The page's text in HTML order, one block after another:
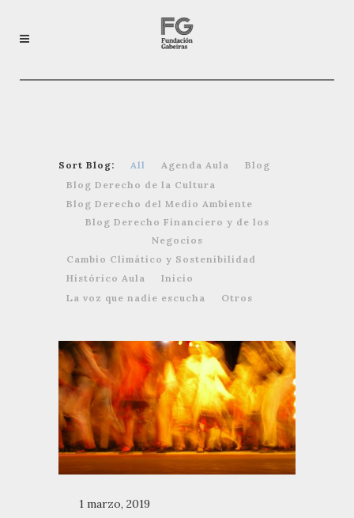
Sort Blog: All Agenda Aula
Blog
Blog Derecho de la Cultura
Blog Derecho del Medio Ambiente
Blog Derecho Financiero y de los
Negocios
Cambio Climático y Sostenibilidad
Histórico Aula
Inicio
La voz que nadie escucha
Otros
1 marzo, 2019